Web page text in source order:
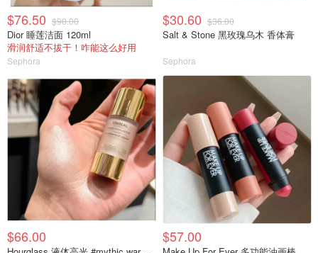
$76.50 $90.00
Dior 睡莲洁面 120ml
滑润舒适不拔干！咋能这么好用
Sephora
$30.60 $36.00
Salt & Stone 黑玫瑰乌木 香体膏
Sephora
$66.00 $57.00